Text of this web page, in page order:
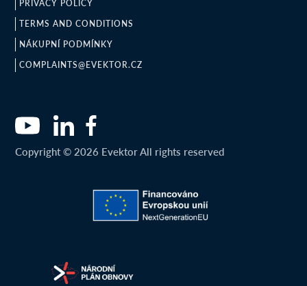
PRIVACY POLICY
TERMS AND CONDITIONS
NÁKUPNÍ PODMÍNKY
COMPLAINTS@EVEKTOR.CZ
Copyright © 2026 Evektor All rights reserved